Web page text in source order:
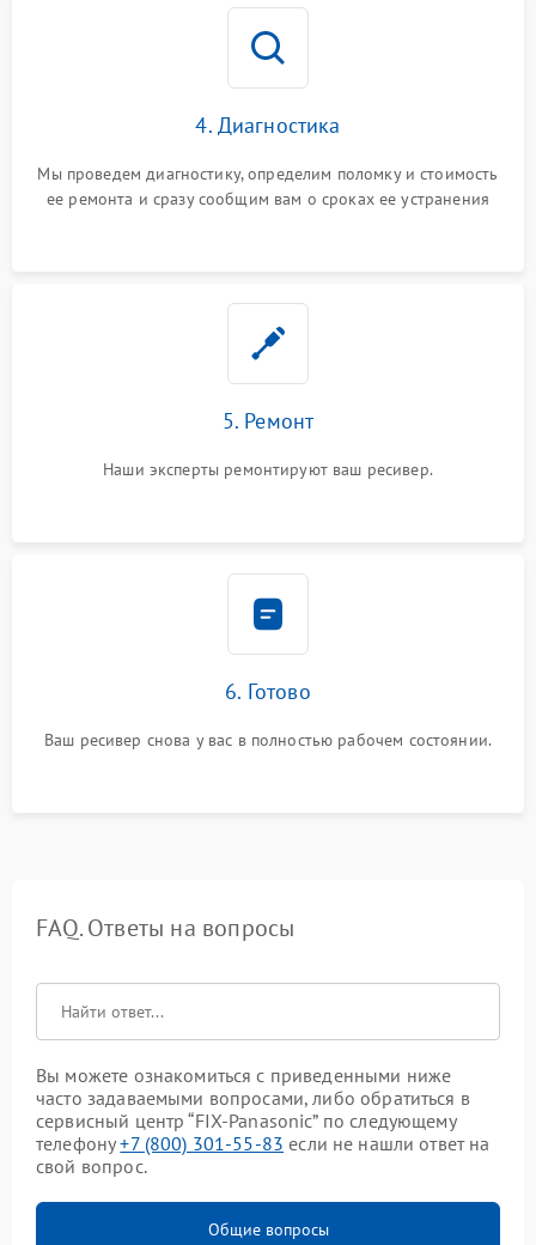
4. Диагностика
Мы проведем диагностику, определим поломку и стоимость
ее ремонта и сразу сообщим вам о сроках ее устранения
5. Ремонт
Наши эксперты ремонтируют ваш ресивер.
6. Готово
Ваш ресивер снова у вас в полностью рабочем состоянии.
FAQ. Ответы на вопросы
Вы можете ознакомиться с приведенными ниже
часто задаваемыми вопросами, либо обратиться в
сервисный центр “FIX-Panasonic” по следующему
телефону+7 (800) 301-55-83 если не нашли ответ на
свой вопрос.
Общие вопросы